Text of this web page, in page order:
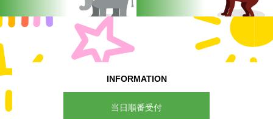
INFORMATION
当日順番受付